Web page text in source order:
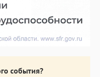
события?